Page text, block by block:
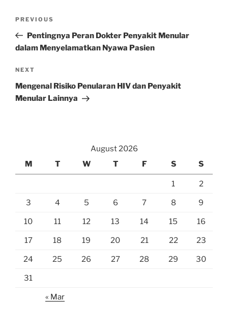
Previous
Post
PREVIOUS
Pentingnya Peran Dokter Penyakit Menular
dalam Menyelamatkan Nyawa Pasien
Next
Post
NEXT
Mengenal Risiko Penularan HIV dan Penyakit
Menular Lainnya
August 2026
M
T W T F S S
1 2
3 4 5 6 7 8 9
10 11 12 13 14 15 16
17 18 19 20 21 22 23
24 25 26 27 28 29 30
31
« Mar